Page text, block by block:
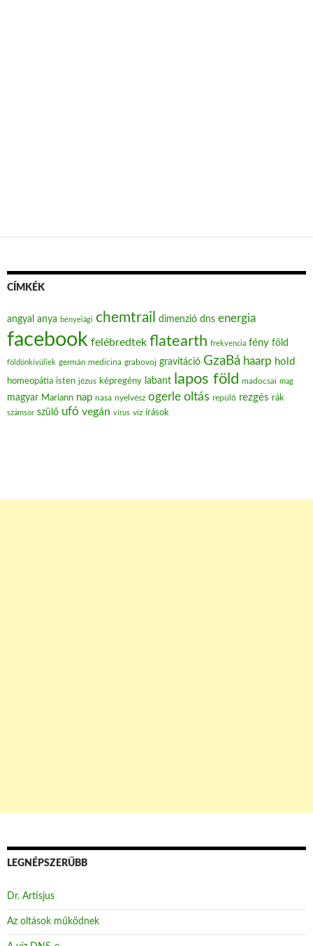
CÍMKÉK
angyal anya bényeiági chemtrail dimenzió dns energia
facebook felébredtek flatearth frekvencia fény föld
földönkívüliek germán medicina grabovoj gravitáció GzaBá haarp hold
homeopátia isten jézus képregény labant lapos föld madocsai mag
magyar Mariann nap nasa nyelvész ogerle oltás repülő rezgés rák
számsor szülő ufó vegán vírus víz írások
LEGNÉPSZERŰBB
Dr. Artisjus
Az oltások működnek